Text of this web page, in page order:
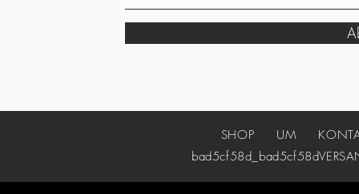
SHOP UM
bad5cf58d_bad5cf58d